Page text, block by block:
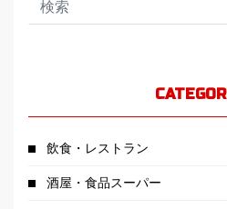
飲食・レストラン
酒屋・食品スーパー